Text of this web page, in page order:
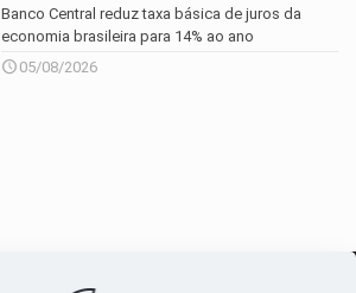
Banco Central reduz taxa básica de juros da
economia brasileira para 14% ao ano
05/08/2026